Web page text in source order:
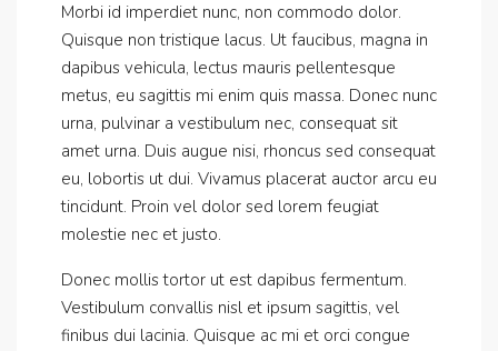
Morbi id imperdiet nunc, non commodo dolor.
Quisque non tristique lacus. Ut faucibus, magna in
dapibus vehicula, lectus mauris pellentesque
metus, eu sagittis mi enim quis massa. Donec nunc
urna, pulvinar a vestibulum nec, consequat sit
amet urna. Duis augue nisi, rhoncus sed consequat
eu, lobortis ut dui. Vivamus placerat auctor arcu eu
tincidunt. Proin vel dolor sed lorem feugiat
molestie nec et justo.
Donec mollis tortor ut est dapibus fermentum.
Vestibulum convallis nisl et ipsum sagittis, vel
finibus dui lacinia. Quisque ac mi et orci congue